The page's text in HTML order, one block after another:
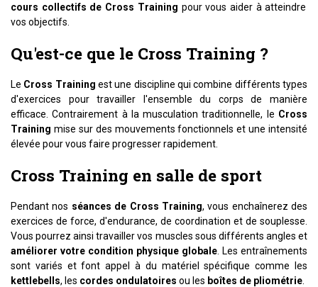
cours collectifs de Cross Training pour vous aider à atteindre
vos objectifs.
Qu'est-ce que le Cross Training ?
Le Cross Trainingest une discipline qui combine différents types
d'exercices pour travailler l'ensemble du corps de manière
efficace. Contrairement à la musculation traditionnelle, le Cross
Training mise sur des mouvements fonctionnels et une intensité
élevée pour vous faire progresser rapidement.
Cross Training en salle de sport
Pendant nos séances de Cross Training, vous enchaînerez des
exercices de force, d'endurance, de coordination et de souplesse.
Vous pourrez ainsi travailler vos muscles sous différents angles et
améliorer votre condition physique globale . Les entraînements
sont variés et font appel à du matériel spécifique comme les
kettlebells, les cordes ondulatoires ou les boîtes de pliométrie